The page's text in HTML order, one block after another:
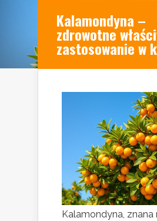
Kalamondyna –
zdrowotne
zastosowanie w
Kalamondyna, znana